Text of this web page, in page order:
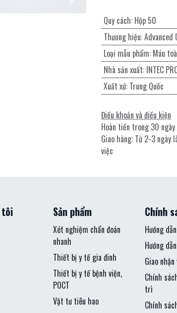
Quy cách: Hộp 50
Thương hiệu:
Loại mẫu phẩm: Máu
Nhà sản xuất: INTEC
Xuất xứ: Trung Quốc
Điều khoản và điều kiện
Hoàn tiền trong 30 ngày
Giao hàng: Từ 2-3 ngày
việc
Chính
Hướng
Hướng
Giao
Chính
trì
Chính
tôi Sản phẩm
Xét nghiệm chẩn đoán
nhanh
Thiết bị y tế gia đinh
Thiết bị y tế bệnh viện,
POCT
Vật tư tiêu hao